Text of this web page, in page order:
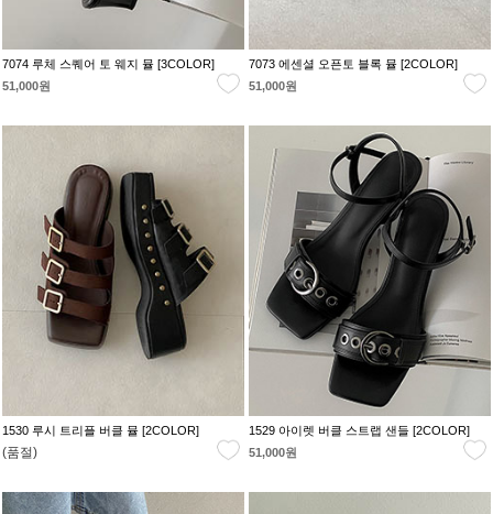
7074 루체 스퀘어 토 웨지 뮬 [3COLOR]
51,000원
7073 에센셜 오픈토 블록 뮬 [2COLOR]
51,000원
1530 루시 트리플 버클 뮬 [2COLOR]
(품절)
1529 아이렛 버클 스트랩 샌들 [2COLOR]
51,000원